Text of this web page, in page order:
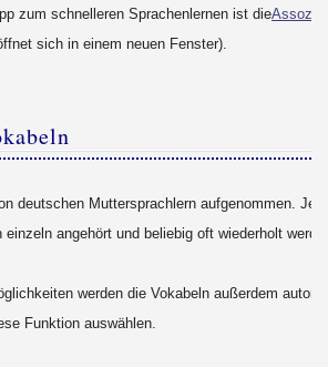
zum schnelleren Sprachenlernen ist die
sich in einem neuen Fenster).
deutschen Muttersprachlern aufgenommen.
einzeln angehört und beliebig oft wiederholt
werden die Vokabeln außerdem
Funktion auswählen.